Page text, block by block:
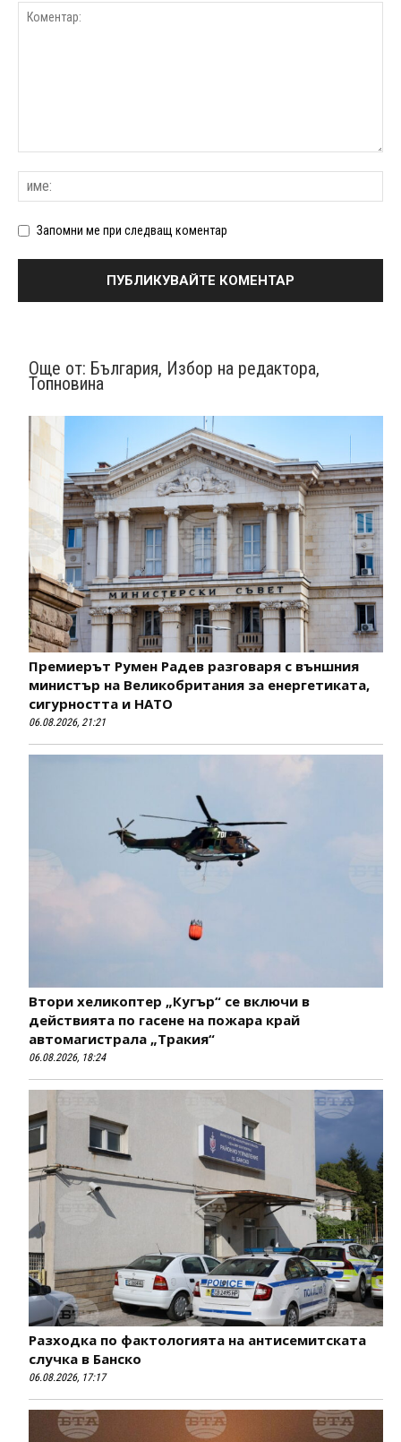
Запомни ме при следващ коментар
Още от: България, Избор на редактора,
Топновина
Премиерът Румен Радев разговаря с външния
министър на Великобритания за енергетиката,
сигурността и НАТО
06.08.2026, 21:21
Втори хеликоптер „Кугър“ се включи в
действията по гасене на пожара край
автомагистрала „Тракия“
06.08.2026, 18:24
Разходка по фактологията на антисемитската
случка в Банско
06.08.2026, 17:17